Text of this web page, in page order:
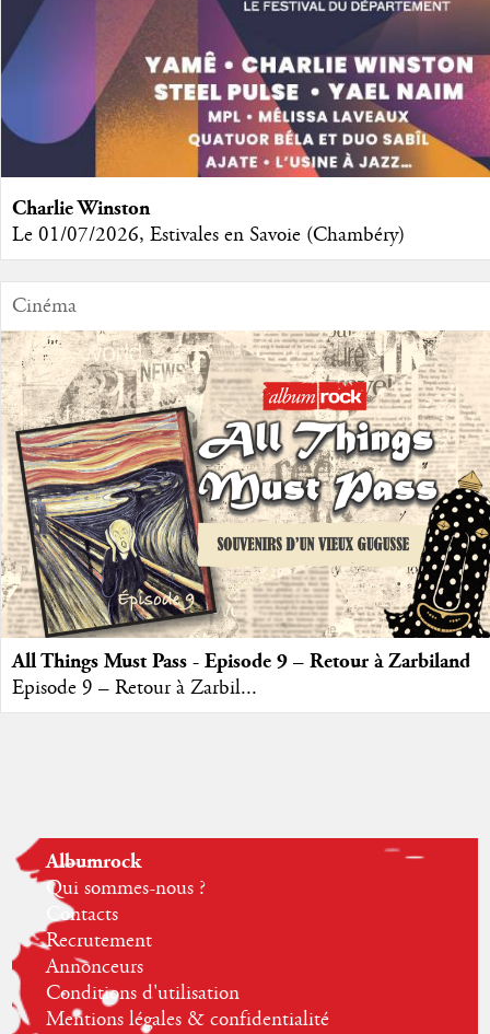
Charlie Winston
Le 01/07/2026, Estivales en Savoie (Chambéry)
Cinéma
All Things Must Pass - Episode 9 – Retour à Zarbiland
Episode 9 – Retour à Zarbil...
Albumrock
Qui sommes-nous ?
Contacts
Recrutement
Annonceurs
Conditions d'utilisation
Mentions légales & confidentialité